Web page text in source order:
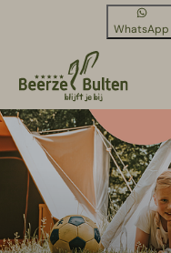
WhatsApp